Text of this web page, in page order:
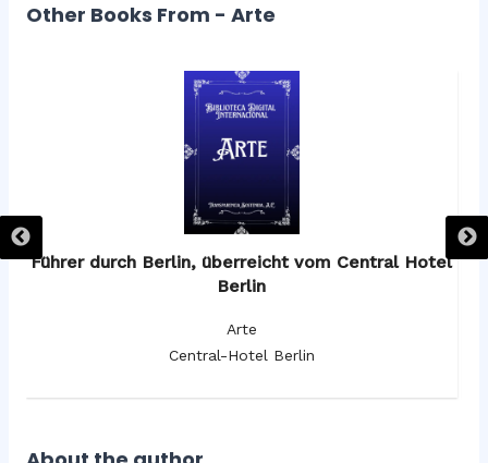
Other Books From - Arte
Führer durch Berlin, überreicht vom Central Hotel
Berlin
Arte
Central-Hotel Berlin